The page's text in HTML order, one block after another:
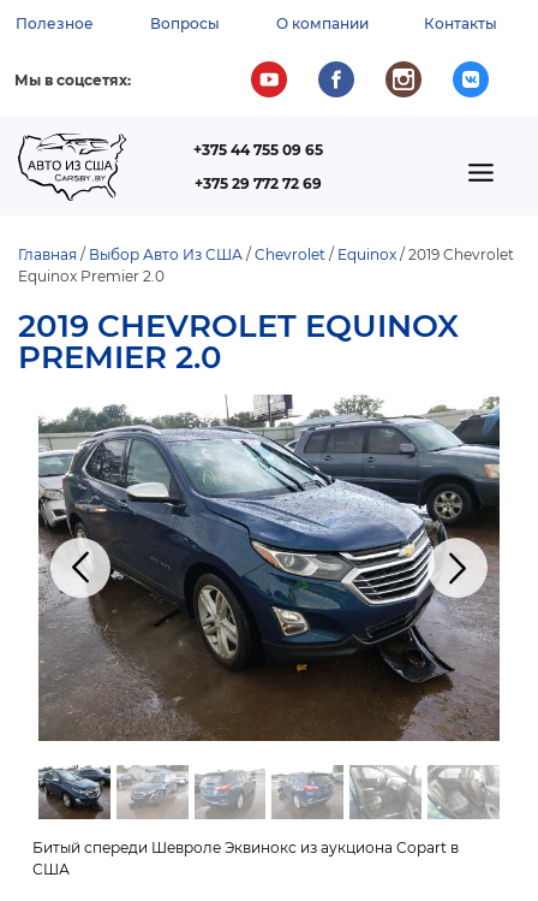
содержанию
ВСПОМОГАТЕЛЬНОЕ
МЕНЮ
Полезное Вопросы О компании Контакты
Мы в соцсетях:
+375 44 755 09 65
+375 29 772 72 69
СТРОКА
НАВИГАЦИИ
Главная Выбор Авто Из США Chevrolet Equinox 2019 Chevrolet
Equinox Premier 2.0
2019 CHEVROLET EQUINOX
PREMIER 2.0
Битый спереди Шевроле Эквинокс из аукциона Copart в
США